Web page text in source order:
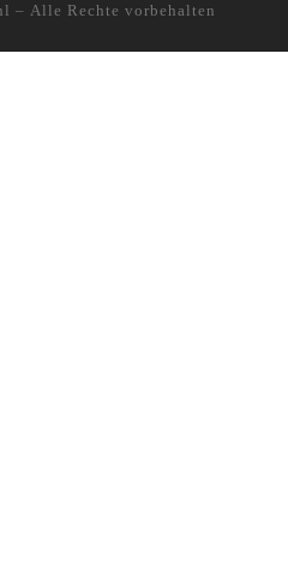
– Alle Rechte vorbehalten